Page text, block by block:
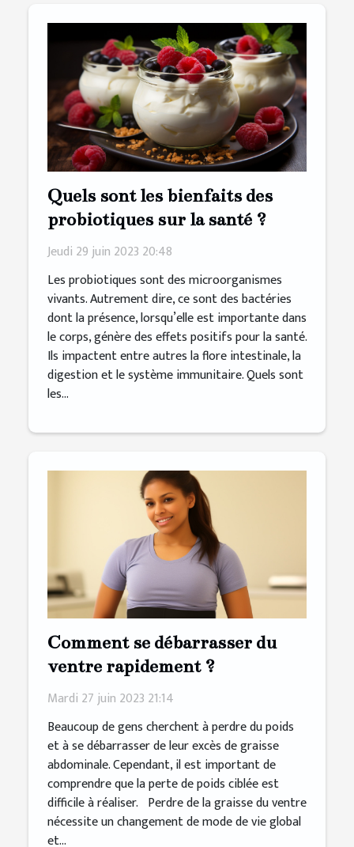
Quels sont les bienfaits des
probiotiques sur la santé ?
Jeudi 29 juin 2023 20:48
Les probiotiques sont des microorganismes
vivants. Autrement dire, ce sont des bactéries
dont la présence, lorsqu’elle est importante dans
le corps, génère des effets positifs pour la santé.
Ils impactent entre autres la flore intestinale, la
digestion et le système immunitaire. Quels sont
les...
Comment se débarrasser du
ventre rapidement ?
Mardi 27 juin 2023 21:14
Beaucoup de gens cherchent à perdre du poids
et à se débarrasser de leur excès de graisse
abdominale. Cependant, il est important de
comprendre que la perte de poids ciblée est
difficile à réaliser. Perdre de la graisse du ventre
nécessite un changement de mode de vie global
et...